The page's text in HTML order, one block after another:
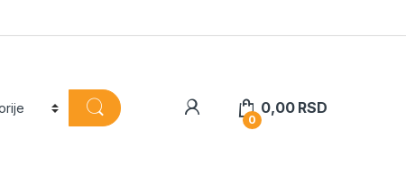
0
0,00 RSD